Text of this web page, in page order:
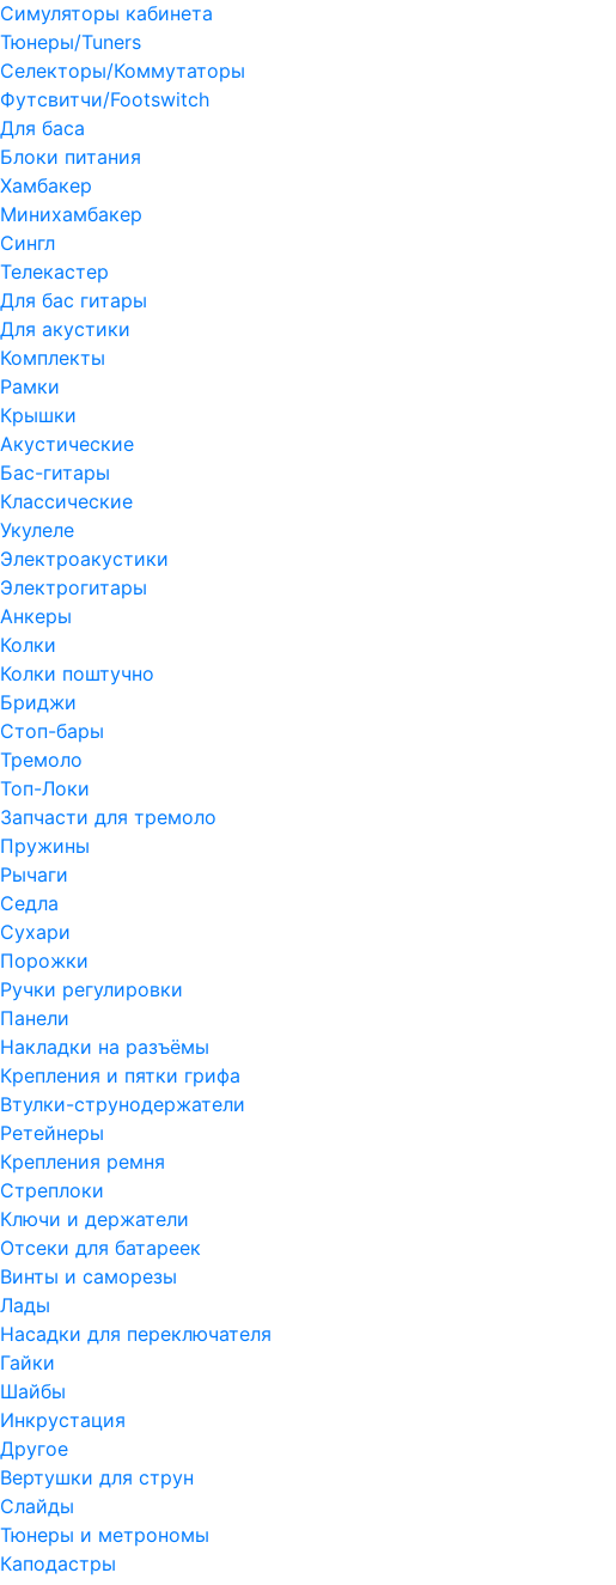
Симуляторы кабинета
Тюнеры/Tuners
Селекторы/Коммутаторы
Футсвитчи/Footswitch
Для баса
Блоки питания
Хамбакер
Минихамбакер
Сингл
Телекастер
Для бас гитары
Для акустики
Комплекты
Рамки
Крышки
Акустические
Бас-гитары
Классические
Укулеле
Электроакустики
Электрогитары
Анкеры
Колки
Колки поштучно
Бриджи
Стоп-бары
Тремоло
Топ-Локи
Запчасти для тремоло
Пружины
Рычаги
Седла
Сухари
Порожки
Ручки регулировки
Панели
Накладки на разъёмы
Крепления и пятки грифа
Втулки-струнодержатели
Ретейнеры
Крепления ремня
Стреплоки
Ключи и держатели
Отсеки для батареек
Винты и саморезы
Лады
Насадки для переключателя
Гайки
Шайбы
Инкрустация
Другое
Вертушки для струн
Слайды
Тюнеры и метрономы
Каподастры